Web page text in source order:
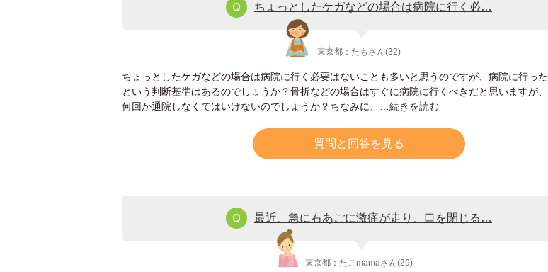
ちょっとしたケガなどの場合は病院に行く必…
東京都：たもさん(32)
ちょっとしたケガなどの場合は病院に行く必要はないことも多いと思うのですが、病院に行っ
という判断基準はあるのでしょうか？骨折などの場合はすぐに病院に行くべきだと思いますが
何回か通院しなくてはいけないのでしょうか？ちなみに、…続きを読む
質問と回答を見る
最近、急に右あごに激痛が走り、口を閉じる…
東京都：たこmamaさん(29)